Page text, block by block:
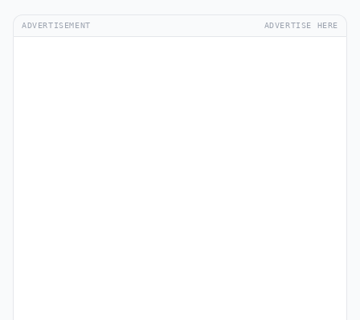
ADVERTISEMENT ADVERTISE HERE